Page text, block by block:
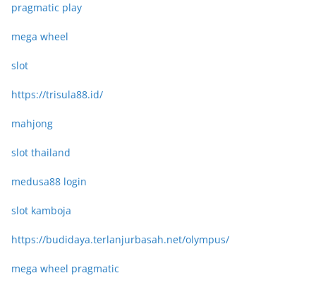
pragmatic play
mega wheel
slot
https://trisula88.id/
mahjong
slot thailand
medusa88 login
slot kamboja
https://budidaya.terlanjurbasah.net/olympus/
mega wheel pragmatic